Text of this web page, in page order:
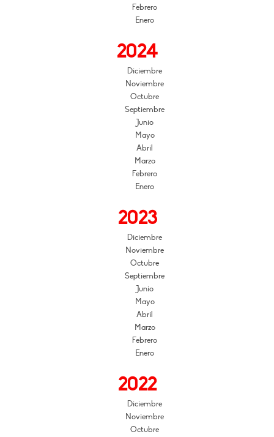
Febrero
Enero
2024
Diciembre
Noviembre
Octubre
Septiembre
Junio
Mayo
Abril
Marzo
Febrero
Enero
2023
Diciembre
Noviembre
Octubre
Septiembre
Junio
Mayo
Abril
Marzo
Febrero
Enero
2022
Diciembre
Noviembre
Octubre